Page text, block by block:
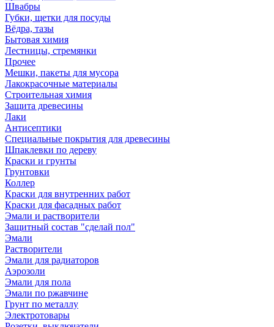
Швабры
Губки, щетки для посуды
Вёдра, тазы
Бытовая химия
Лестницы, стремянки
Прочее
Мешки, пакеты для мусора
Лакокрасочные материалы
Строительная химия
Защита древесины
Лаки
Антисептики
Специальные покрытия для древесины
Шпаклевки по дереву
Краски и грунты
Грунтовки
Коллер
Краски для внутренних работ
Краски для фасадных работ
Эмали и растворители
Защитный состав "сделай пол"
Эмали
Растворители
Эмали для радиаторов
Аэрозоли
Эмали для пола
Эмали по ржавчине
Грунт по металлу
Электротовары